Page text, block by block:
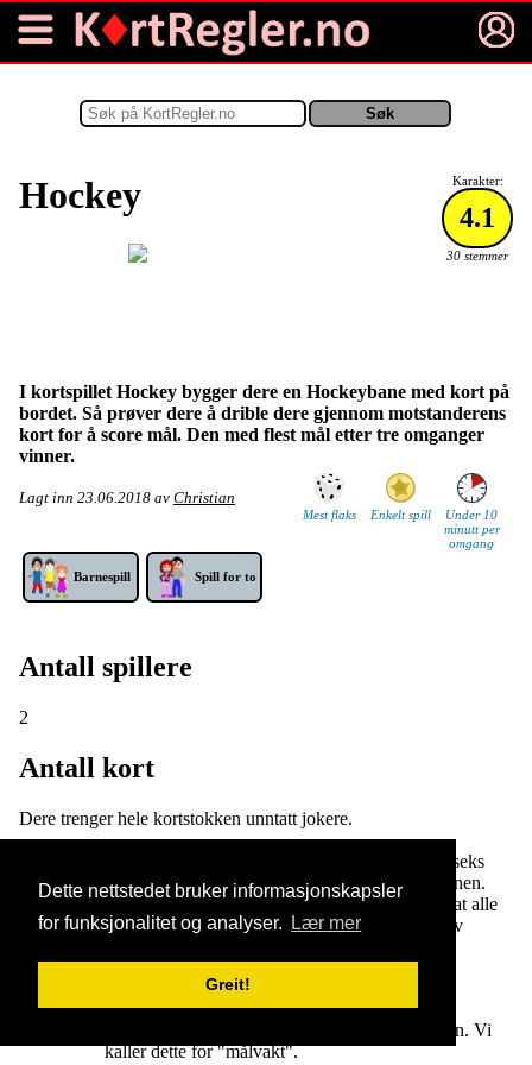
Dette nettstedet bruker informasjonskapsler
for funksjonalitet og analyser.
Lær mer
Greit!
Karakter:
4.1
30 stemmer
Hockey
I kortspillet Hockey bygger dere en Hockeybane med kort på
bordet. Så prøver dere å drible dere gjennom motstanderens
kort for å score mål. Den med flest mål etter tre omganger
vinner.
Under 10
minutt per
omgang
Mest flaks Enkelt spill
Lagt inn 23.06.2018 av Christian
Barne­spill Spill for to
Antall spillere
2
Antall kort
Dere trenger hele kortstokken unntatt jokere.
Man har ingen håndkort i dette spillet. Istedenfor har man seks
kort hver som ligger i pyramideform på bordet foran personen.
Helst bør dere sitte rett ovenfor hverandre på bordet, sånn at alle
12 kortene til sammen ligner på en hockeybane. Restene av
Sånn skal kortene legges:
Først ett kort med forsida ned nærmest personen. Vi
kaller dette for "målvakt".